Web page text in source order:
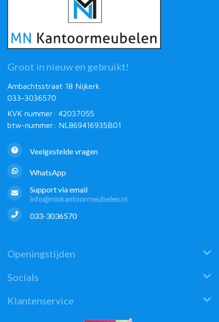
Groot in nieuw en gebruikt!
Ambachtsstraat 18 Nijkerk
033-3036570
KVK nummer: 42037055
btw-nummer: NL869416935B01
Veelgestelde vragen
WhatsApp
Support via email
info@mnkantoormeubelen.nl
033-3036570
Openingstijden
Socials
Klantenservice